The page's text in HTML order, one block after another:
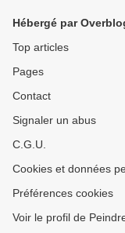
Hébergé par
Top articles
Pages
Contact
Signaler un abus
C.G.U.
Cookies et données
Préférences cookies
Voir le profil de